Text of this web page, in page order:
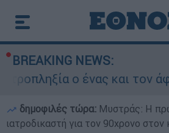
BREAKING NEWS:
ο ένας και τον
δημοφιλές τώρα: Μυστράς: Η
ιατροδικαστή για τον 90χρονο